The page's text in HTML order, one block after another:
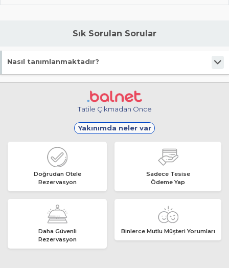
Sık Sorulan Sorular
Nasıl tanımlanmaktadır?
Tesis Pansiyon statüsündedir. Öne çıkan özellikleri "Denize Yakın, Wifi,
Sığ Deniz, Halka Açık Plaj, Merkezi konum" şeklindedir.
Tatile Çıkmadan Önce
Yakınımda neler var
Doğrudan Otele
Rezervasyon
Sadece Tesise
Ödeme Yap
Daha Güvenli
Rezervasyon
Binlerce Mutlu Müşteri Yorumları